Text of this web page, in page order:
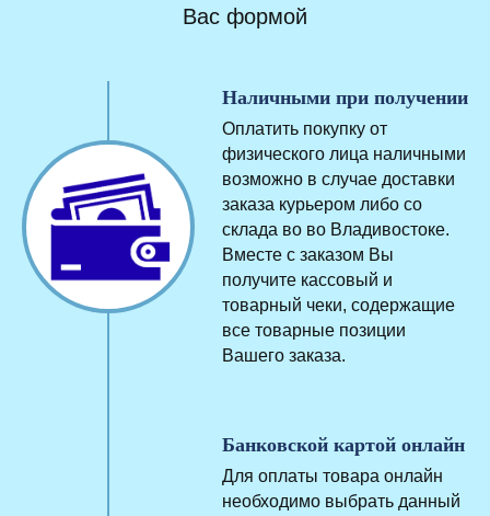
Вас формой
Наличными при получении
Оплатить покупку от
физического лица наличными
возможно в случае доставки
заказа курьером либо со
склада во во Владивостоке.
Вместе с заказом Вы
получите кассовый и
товарный чеки, содержащие
все товарные позиции
Вашего заказа.
Банковской картой онлайн
Для оплаты товара онлайн
необходимо выбрать данный